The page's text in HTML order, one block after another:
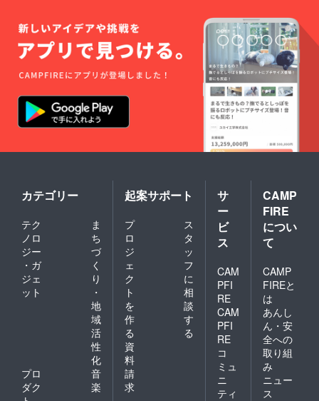
カテゴリー
テク
ノロ
ジー
・ガ
ジェ
ット
ま
ち
づ
く
り
・
地
域
活
性
化
プロ
ダク
音
楽
起案サポート
プ
ロ
ジ
ェ
ク
ト
を
作
る
ス
タ
ッ
フ
に
相
談
す
る
資
料
請
求
サ
ー
ビ
ス
CAM
PFI
RE
CAM
PFI
RE
コ
ミュ
ニ
ティ
CAMP
FIRE
につい
て
CAMP
FIREと
は
あんし
ん・安
全への
取り組
み
ニュー
ス